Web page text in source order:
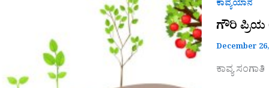
ಕಾವ್ಯಯಾನ
ಗೌರಿ ಪ್ರಿಯ
December
ಕಾವ್ಯ ಸಂಗಾತಿ
ಪ್ರಿಯ
ಅವರ